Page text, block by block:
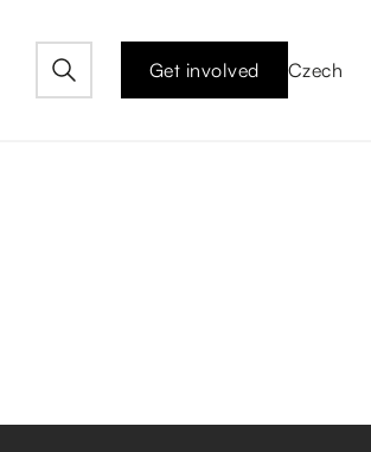
Get involved Czech